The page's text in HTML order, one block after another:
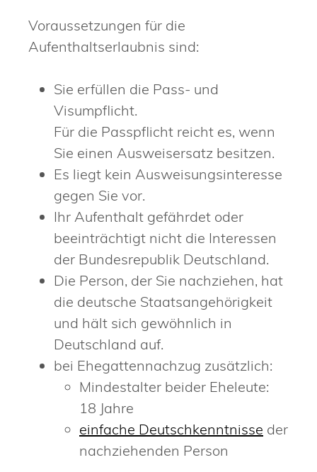
Voraussetzungen für die
Aufenthaltserlaubnis sind:
Sie erfüllen die Pass- und
Visumpflicht.
Für die Passpflicht reicht es, wenn
Sie einen Ausweisersatz besitzen.
Es liegt kein Ausweisungsinteresse
gegen Sie vor.
Ihr Aufenthalt gefährdet oder
beeinträchtigt nicht die Interessen
der Bundesrepublik Deutschland.
Die Person, der Sie nachziehen, hat
die deutsche Staatsangehörigkeit
und hält sich gewöhnlich in
Deutschland auf.
bei Ehegattennachzug zusätzlich:
Mindestalter beider Eheleute:
18 Jahre
einfache Deutschkenntnisse der
nachziehenden Person